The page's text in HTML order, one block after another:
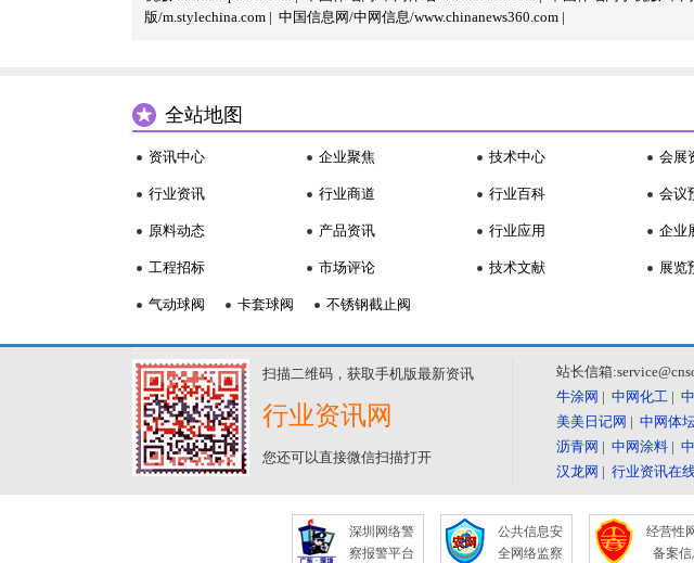
版/m.stylechina.com | 中国信息网/中网信息/www.chinanews360.com |
全站地图
资讯中心
行业资讯
原料动态
工程招标
企业聚焦
行业商道
产品资讯
市场评论
技术中心
行业百科
行业应用
技术文献
会展
会议
企业
展览
气动球阀 卡套球阀 不锈钢截止阀
扫描二维码，获取手机版最新资讯
行业资讯网
您还可以直接微信扫描打开
站长信箱
牛涂网 | 中网化工 |
美美日记网 | 中网体
沥青网 | 中网涂料 |
汉龙网 | 行业资讯在
深圳网络警
察报警平台
公共信息安
全网络监察
经营性
备案信